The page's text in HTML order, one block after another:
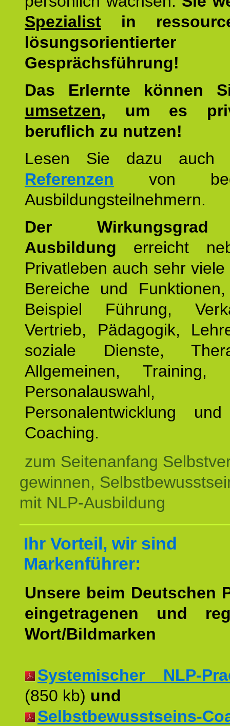
Spezialist in
lösungsorientierter
Gesprächsführung!
Das Erlernte können
umsetzen, um es
beruflich zu nutzen!
Lesen Sie dazu
Referenzen von
Ausbildungsteilnehmern.
Der
Ausbildung erreicht
Privatleben auch sehr
Bereiche und
Beispiel Führung,
Vertrieb, Pädagogik,
soziale Dienste,
Allgemeinen, Training,
Personalauswahl,
Personalentwicklung
Coaching.
zum Seitenanfang
gewinnen,
mit NLP-Ausbildung
Ihr Vorteil, wir sind
Markenführer:
Unsere beim Deutschen
eingetragenen und
Wort/Bildmarken
Systemischer NLP-
(850 kb) und
Selbstbewusstseins-